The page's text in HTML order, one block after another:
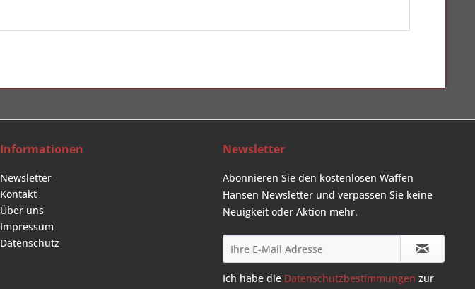
Informationen
Newsletter
Kontakt
Über uns
Impressum
Datenschutz
Newsletter
Abonnieren Sie den kostenlosen Waffen
Hansen Newsletter und verpassen Sie keine
Neuigkeit oder Aktion mehr.
Ich habe die Datenschutzbestimmungen zur